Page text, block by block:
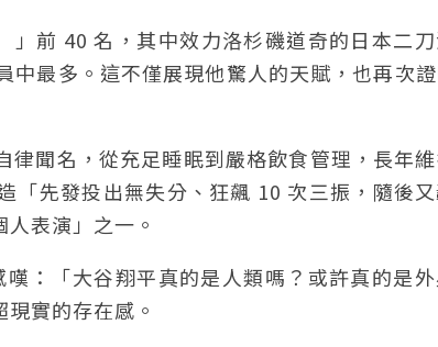
前 40 名，其中效力洛杉磯道奇的日本二刀
最多。這不僅展現他驚人的天賦，也再次
聞名，從充足睡眠到嚴格飲食管理，長年
「先發投出無失分、狂飆 10 次三振，隨後
表演」之一。
：「大谷翔平真的是人類嗎？或許真的是
實的存在感。